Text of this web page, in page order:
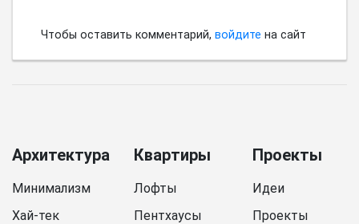
Чтобы оставить комментарий, войдите на сайт
Архитектура
Минимализм
Хай-тек
Квартиры
Лофты
Пентхаусы
Проекты
Идеи
Проекты